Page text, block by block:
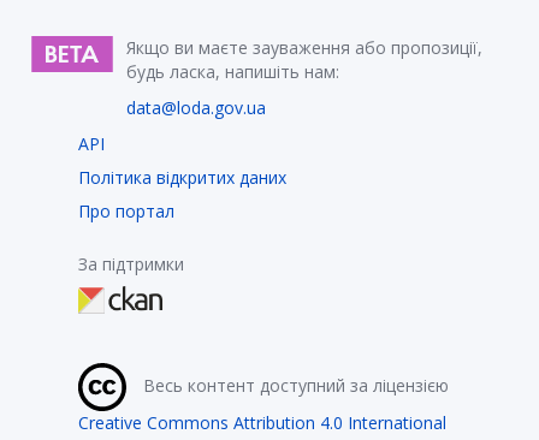
Якщо ви маєте зауваження або пропозиції,
будь ласка, напишіть нам:
data@loda.gov.ua
API
Політика відкритих даних
Про портал
За підтримки
Весь контент доступний за ліцензією
Creative Commons Attribution 4.0 International